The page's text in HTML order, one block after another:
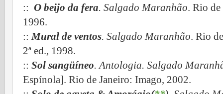
:: O beijo da fera. Salgado Maranhão. Rio
1996.
::Mural de ventos. Salgado Maranhão. Rio
2ª ed., 1998.
:: Sol sangüíneo. Antologia. Salgado
Espínola]. Rio de Janeiro: Imago, 2002.